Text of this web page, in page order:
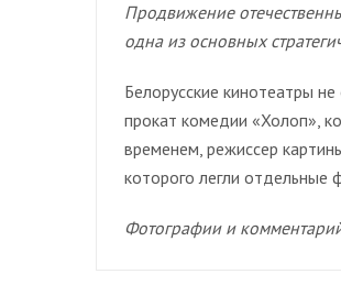
Продвижение
одна из основных
Белорусские кинотеатры
прокат комедии «Холоп»,
временем, режиссер
которого легли отдельные
Фотографии и